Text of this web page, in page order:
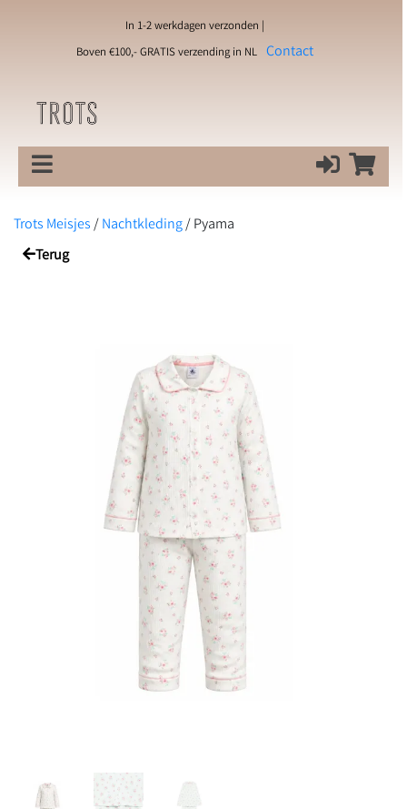
In 1-2 werkdagen verzonden |
Boven €100,- GRATIS verzending in NL Contact
Trots Meisjes/Nachtkleding/Pyama
Terug